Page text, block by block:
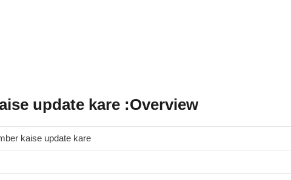
update kare :Overview
kaise update kare